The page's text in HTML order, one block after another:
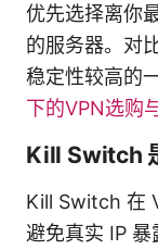
优先选择离你
的服务器。对
稳定性较高的
下的VPN选购
Kill Switch
Kill Switch 在
避免真实 IP 暴